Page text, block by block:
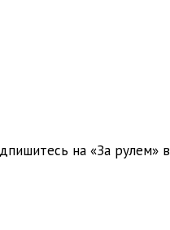
на «За рулем» в